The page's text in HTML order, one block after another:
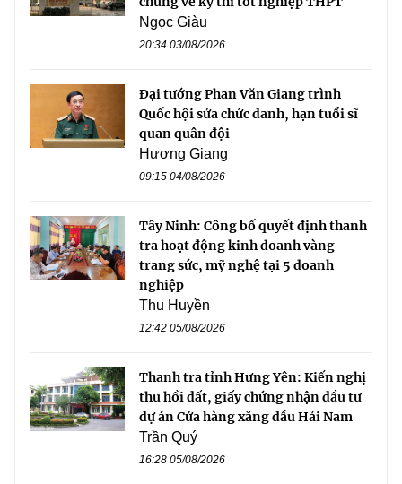
Ngọc Giàu
20:34 03/08/2026
Đại tướng Phan Văn Giang trình
Quốc hội sửa chức danh, hạn tuổi sĩ
quan quân đội
Hương Giang
09:15 04/08/2026
Tây Ninh: Công bố quyết định thanh
tra hoạt động kinh doanh vàng
trang sức, mỹ nghệ tại 5 doanh
nghiệp
Thu Huyền
12:42 05/08/2026
Thanh tra tỉnh Hưng Yên: Kiến nghị
thu hồi đất, giấy chứng nhận đầu tư
dự án Cửa hàng xăng dầu Hải Nam
Trần Quý
16:28 05/08/2026